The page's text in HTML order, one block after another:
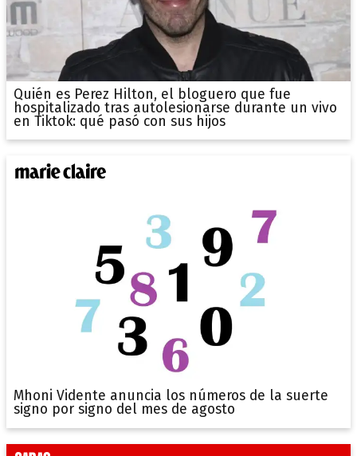
Quién es Perez Hilton, el bloguero que fue
hospitalizado tras autolesionarse durante un vivo
en Tiktok: qué pasó con sus hijos
Mhoni Vidente anuncia los números de la suerte
signo por signo del mes de agosto